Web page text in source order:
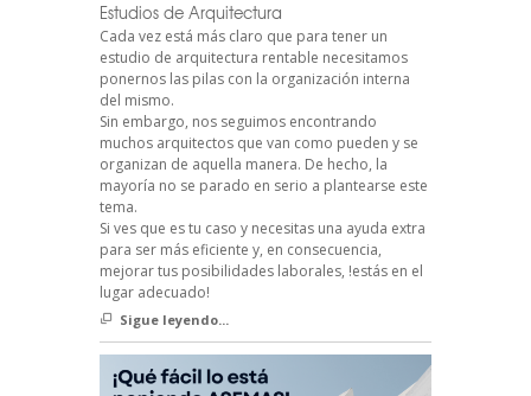
Estudios de Arquitectura
Cada vez está más claro que para tener un
estudio de arquitectura rentable necesitamos
ponernos las pilas con la organización interna
del mismo.
Sin embargo, nos seguimos encontrando
muchos arquitectos que van como pueden y se
organizan de aquella manera. De hecho, la
mayoría no se parado en serio a plantearse este
tema.
Si ves que es tu caso y necesitas una ayuda extra
para ser más eficiente y, en consecuencia,
mejorar tus posibilidades laborales, !estás en el
lugar adecuado!
Sigue leyendo...